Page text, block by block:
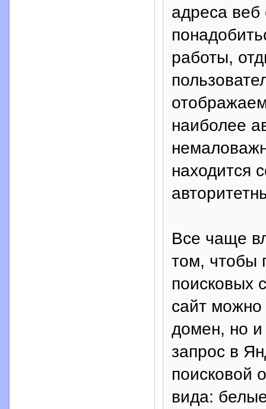
адреса веб
работы,
наиболее
находится
Все чаще
том, чтобы
поисковых
сайт можно
домен, но
запрос в
поисковой
вида: